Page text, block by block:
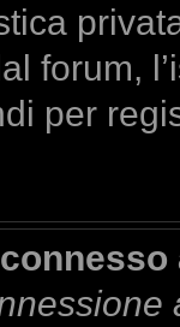
forum,
per